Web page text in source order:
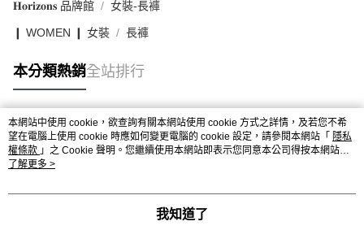
𝐇𝐨𝐫𝐢𝐳𝐨𝐧𝐬 品牌館 女裝-長褲
❙ WOMEN ❙ 女裝 長褲
本分類熱銷全站排行
熱門標籤
本網站中使用 cookie，欲查詢有關本網站使用 cookie 方式之詳情，及若您不希
望在電腦上使用 cookie 時應如何變更電腦的 cookie 設定，請參閱本網站「 隱私
權條款 」之 Cookie 聲明。您繼續使用本網站即表示您同意本公司得按本網站使
用條款之 Cookie 聲明使用 cookie。
了解更多 >
我知道了